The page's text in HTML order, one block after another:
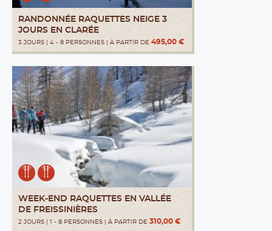
RANDONNÉE RAQUETTES NEIGE 3
JOURS EN CLARÉE
3 JOURS | 4 - 8 PERSONNES | À PARTIR DE 495,00 €
WEEK-END RAQUETTES EN VALLÉE
DE FREISSINIÈRES
2 JOURS | 1 - 8 PERSONNES | À PARTIR DE 310,00 €